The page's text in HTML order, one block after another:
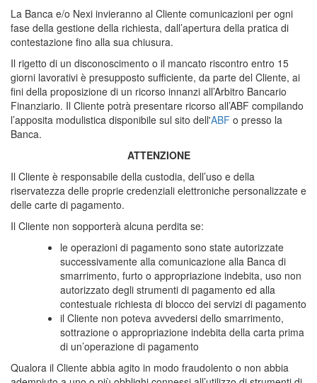
La Banca e/o Nexi invieranno al Cliente comunicazioni per ogni
fase della gestione della richiesta, dall’apertura della pratica di
contestazione fino alla sua chiusura.
Il rigetto di un disconoscimento o il mancato riscontro entro 15
giorni lavorativi è presupposto sufficiente, da parte del Cliente, ai
fini della proposizione di un ricorso innanzi all’Arbitro Bancario
Finanziario. Il Cliente potrà presentare ricorso all’ABF compilando
l’apposita modulistica disponibile sul sito dell'ABF o presso la
Banca.
ATTENZIONE
Il Cliente è responsabile della custodia, dell’uso e della
riservatezza delle proprie credenziali elettroniche personalizzate e
delle carte di pagamento.
Il Cliente non sopporterà alcuna perdita se:
le operazioni di pagamento sono state autorizzate
successivamente alla comunicazione alla Banca di
smarrimento, furto o appropriazione indebita, uso non
autorizzato degli strumenti di pagamento ed alla
contestuale richiesta di blocco dei servizi di pagamento
il Cliente non poteva avvedersi dello smarrimento,
sottrazione o appropriazione indebita della carta prima
di un’operazione di pagamento
Qualora il Cliente abbia agito in modo fraudolento o non abbia